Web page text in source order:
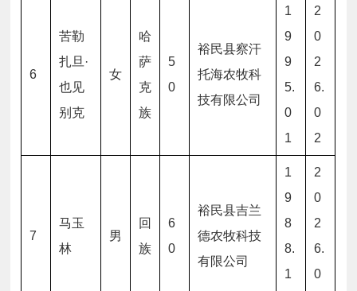
6
苦勒
扎旦·
也见
别克
女
哈
萨
克
族
5
0
裕民县察汗
托海农牧科
技有限公司
1
9
9
5.
0
1
2
0
2
6.
0
2
7
马玉
林
男
回
族
6
0
裕民县吉兰
德农牧科技
有限公司
1
9
8
8.
1
2
0
2
6.
0